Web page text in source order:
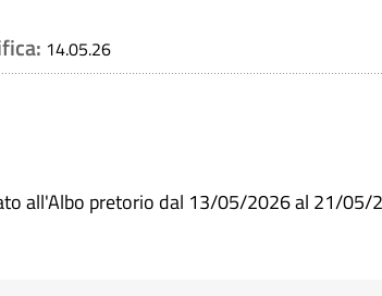
14.05.26
all'Albo pretorio dal 13/05/2026 al 21/05/